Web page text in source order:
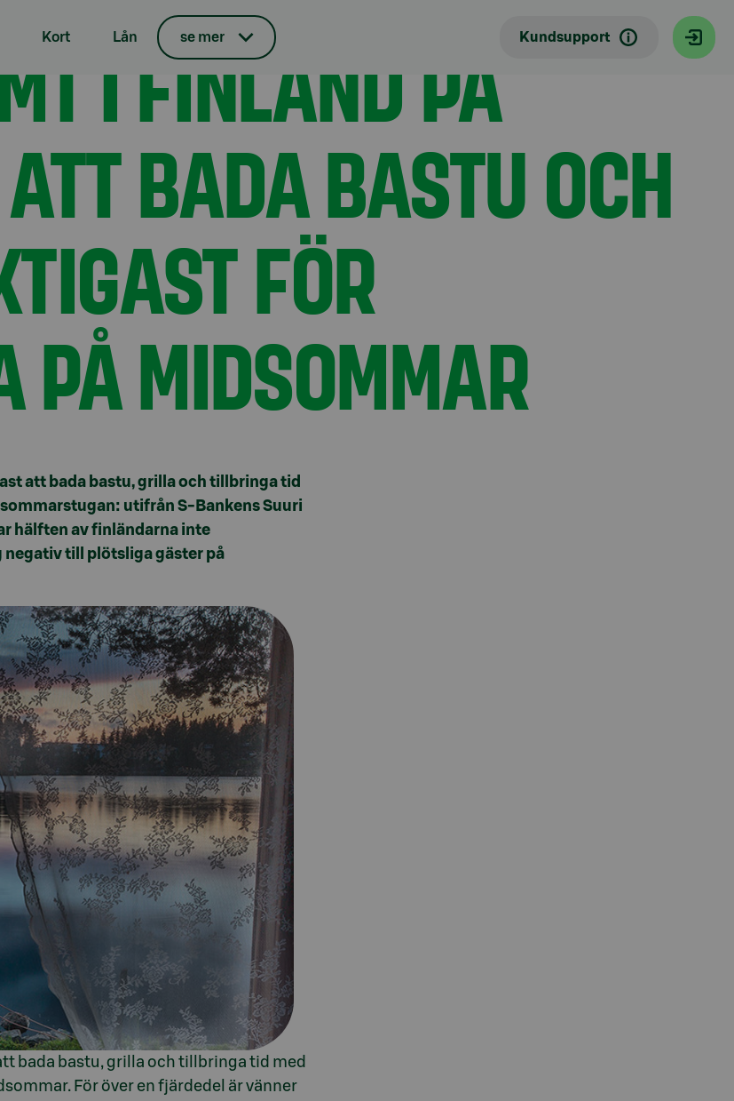
Kort Lån se mer Kundsupport
Att bada bastu och grilla är viktigast för finländarna på midsommar
I FINLAND PÅ
BADA BASTU OCH
FÖR
PÅ MIDSOMMAR
att bada bastu, grilla och tillbringa tid
utifrån S-Bankens Suuri
hälften av finländarna inte
negativ till plötsliga gäster på
bada bastu, grilla och tillbringa tid med
För över en fjärdedel är vänner